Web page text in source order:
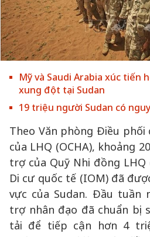
Mỹ và Saudi Arabia xúc tiến
xung đột tại Sudan
19 triệu người Sudan có
Theo Văn phòng Điều phối
của LHQ (OCHA), khoảng
trợ của Quỹ Nhi đồng LHQ
Di cư quốc tế (IOM) đã
vực của Sudan. Đầu tuần
trợ nhân đạo đã chuẩn bị
tải để tiếp cận hơn 4